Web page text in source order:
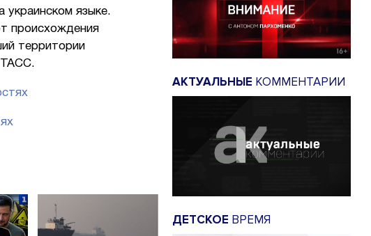
языке.
происхождения
территории
ТАСС.
АКТУАЛЬНЫЕ КОММЕНТАРИИ
ДЕТСКОЕ ВРЕМЯ